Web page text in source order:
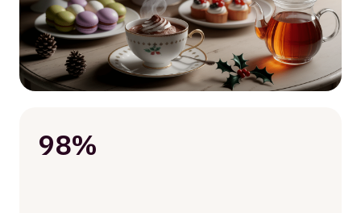
98%